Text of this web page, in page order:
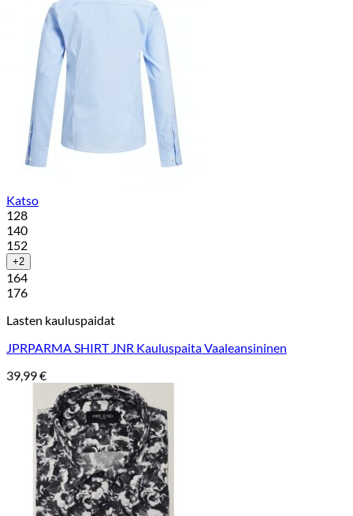
Katso
128
140
152
+2
164
176
Lasten kauluspaidat
JPRPARMA SHIRT JNR Kauluspaita Vaaleansininen
39,99€